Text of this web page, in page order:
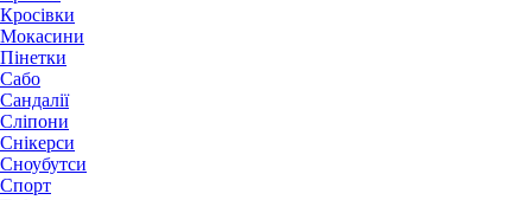
Кросівки
Мокасини
Пінетки
Сабо
Сандалії
Сліпони
Снікерси
Сноубутси
Спорт